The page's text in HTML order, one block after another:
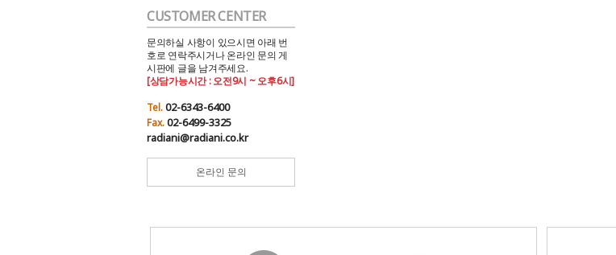
CUSTOMER CENTER
문의하실 사항이 있으시면 아래 번
호로 연락주시거나 온라인 문의 게
시판에 글을 남겨주세요.
[상담가능시간 : 오전9시 ~ 오후6시]
Tel.02-6343-6400
Fax.02-6499-3325
radiani@radiani.co.kr
온라인 문의